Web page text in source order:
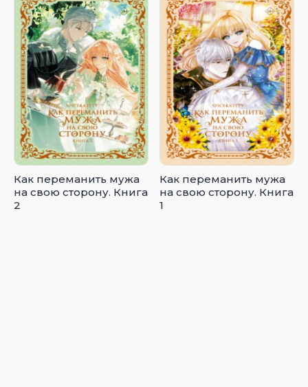
Как переманить мужа
на свою сторону. Книга
2
Как переманить мужа
на свою сторону. Книга
1